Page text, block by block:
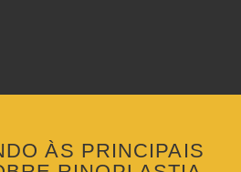
ÀS PRINCIPAIS